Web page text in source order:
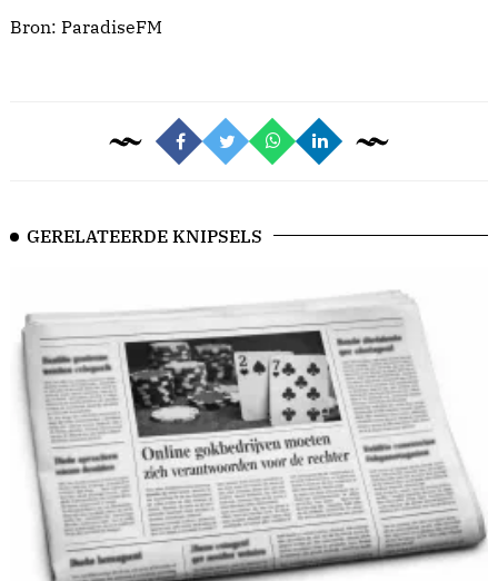
Bron: ParadiseFM
GERELATEERDE KNIPSELS